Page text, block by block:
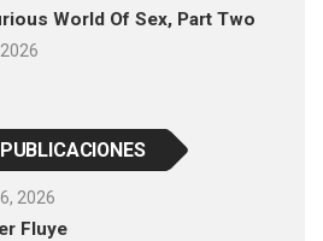
World Of Sex, Part Two
2026
Fluye